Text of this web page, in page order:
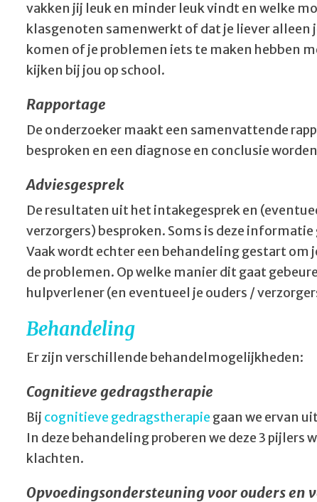
vakken jij leuk en minder leuk vindt en welke
klasgenoten samenwerkt of dat je liever
komen of je problemen iets te maken hebben
kijken bij jou op school.
Rapportage
De onderzoeker maakt een samenvattende
besproken en een diagnose en conclusie
Adviesgesprek
De resultaten uit het intakegesprek en
verzorgers) besproken. Soms is deze
Vaak wordt echter een behandeling gestart
de problemen. Op welke manier dit gaat
hulpverlener (en eventueel je ouders /
Behandeling
Er zijn verschillende behandelmogelijkheden:
Cognitieve gedragstherapie
Bij cognitieve gedragstherapie gaan we ervan
In deze behandeling proberen we deze 3
klachten.
Opvoedingsondersteuning voor ouders en